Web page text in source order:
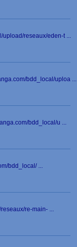
upload/reseaux/eden-t ...
bdd_local/uploa ...
bdd_local/u ...
bdd_local/ ...
re-main- ...